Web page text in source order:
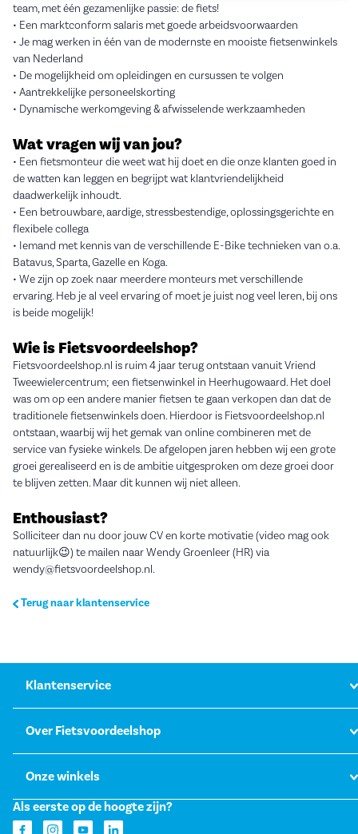
team, met één gezamenlijke passie: de fiets!
• Een marktconform salaris met goede arbeidsvoorwaarden
• Je mag werken in één van de modernste en mooiste fietsenwinkels
van Nederland
• De mogelijkheid om opleidingen en cursussen te volgen
• Aantrekkelijke personeelskorting
• Dynamische werkomgeving & afwisselende werkzaamheden
Wat vragen wij van jou?
• Een fietsmonteur die weet wat hij doet en die onze klanten goed in
de watten kan leggen en begrijpt wat klantvriendelijkheid
daadwerkelijk inhoudt.
• Een betrouwbare, aardige, stressbestendige, oplossingsgerichte en
flexibele collega
• Iemand met kennis van de verschillende E-Bike technieken van o.a.
Batavus, Sparta, Gazelle en Koga.
• We zijn op zoek naar meerdere monteurs met verschillende
ervaring. Heb je al veel ervaring of moet je juist nog veel leren, bij ons
is beide mogelijk!
Wie is Fietsvoordeelshop?
Fietsvoordeelshop.nl is ruim 4 jaar terug ontstaan vanuit Vriend
Tweewielercentrum; een fietsenwinkel in Heerhugowaard. Het doel
was om op een andere manier fietsen te gaan verkopen dan dat de
traditionele fietsenwinkels doen. Hierdoor is Fietsvoordeelshop.nl
ontstaan, waarbij wij het gemak van online combineren met de
service van fysieke winkels. De afgelopen jaren hebben wij een grote
groei gerealiseerd en is de ambitie uitgesproken om deze groei door
te blijven zetten. Maar dit kunnen wij niet alleen.
Enthousiast?
Solliciteer dan nu door jouw CV en korte motivatie (video mag ook
natuurlijk😉) te mailen naar Wendy Groenleer (HR) via
wendy@fietsvoordeelshop.nl.
Terug naar klantenservice
Klantenservice
Over Fietsvoordeelshop
Onze winkels
Als eerste op de hoogte zijn?